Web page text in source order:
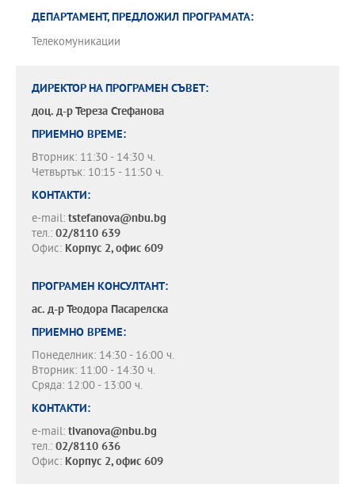
ДЕПАРТАМЕНТ, ПРЕДЛОЖИЛ ПРОГРАМАТА:
Телекомуникации
ДИРЕКТОР НА ПРОГРАМЕН СЪВЕТ:
доц. д-рТереза Стефанова
ПРИЕМНО ВРЕМЕ:
Вторник: 11:30 - 14:30 ч.
Четвъртък: 10:15 - 11:50 ч.
КОНТАКТИ:
e-mail: tstefanova@nbu.bg
тел.: 02/8110 639
Офис: Корпус 2, офис 609
ПРОГРАМЕН КОНСУЛТАНТ:
ас. д-рТеодора Пасарелска
ПРИЕМНО ВРЕМЕ:
Понеделник: 14:30 - 16:00 ч.
Вторник: 11:00 - 14:30 ч.
Сряда: 12:00 - 13:00 ч.
КОНТАКТИ:
e-mail: tivanova@nbu.bg
тел.: 02/8110 636
Офис: Корпус 2, офис 609